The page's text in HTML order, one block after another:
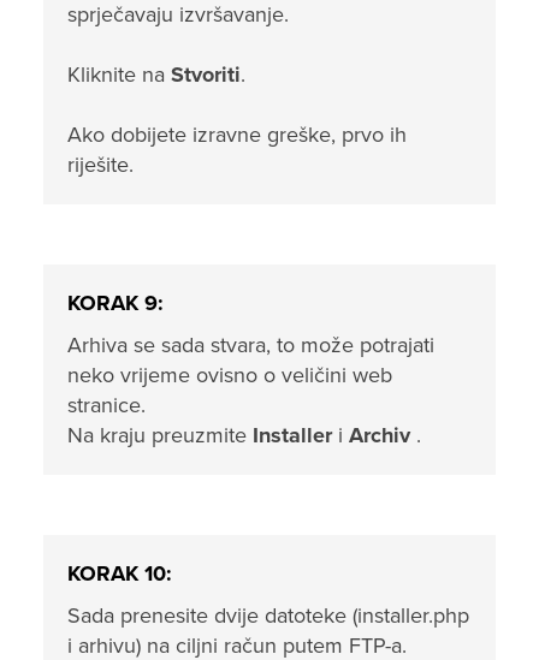
sprječavaju izvršavanje.
Kliknite na Stvoriti.
Ako dobijete izravne greške, prvo ih
riješite.
KORAK 9:
Arhiva se sada stvara, to može potrajati
neko vrijeme ovisno o veličini web
stranice.
Na kraju preuzmite Installer i Archiv .
KORAK 10:
Sada prenesite dvije datoteke (installer.php
i arhivu) na ciljni račun putem FTP-a.